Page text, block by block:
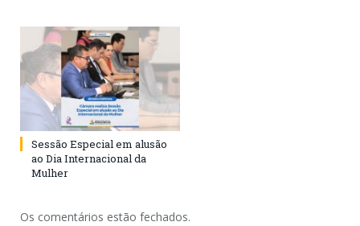
Sessão Especial em alusão
ao Dia Internacional da
Mulher
Os comentários estão fechados.